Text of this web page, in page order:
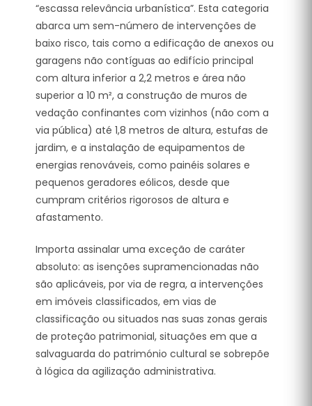
“escassa relevância urbanística”. Esta categoria
abarca um sem-número de intervenções de
baixo risco, tais como a edificação de anexos ou
garagens não contíguas ao edifício principal
com altura inferior a 2,2 metros e área não
superior a 10 m², a construção de muros de
vedação confinantes com vizinhos (não com a
via pública) até 1,8 metros de altura, estufas de
jardim, e a instalação de equipamentos de
energias renováveis, como painéis solares e
pequenos geradores eólicos, desde que
cumpram critérios rigorosos de altura e
afastamento.
Importa assinalar uma exceção de caráter
absoluto: as isenções supramencionadas não
são aplicáveis, por via de regra, a intervenções
em imóveis classificados, em vias de
classificação ou situados nas suas zonas gerais
de proteção patrimonial, situações em que a
salvaguarda do património cultural se sobrepõe
à lógica da agilização administrativa.